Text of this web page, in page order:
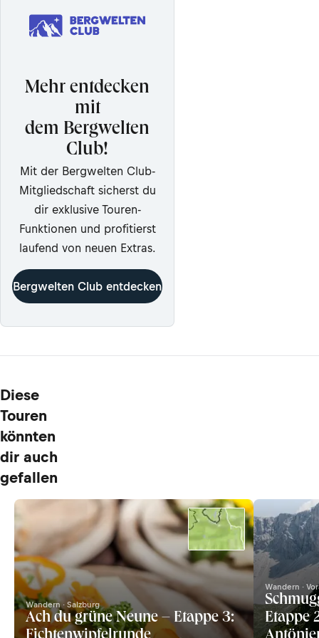
Mehr entdecken
mit
dem Bergwelten
Club!
Mit der Bergwelten Club-
Mitgliedschaft sicherst du
dir exklusive Touren-
Funktionen und profitierst
laufend von neuen Extras.
Bergwelten Club entdecken
Diese
Touren
könnten
dir auch
gefallen
Wandern · Salzburg
Ach du grüne Neune – Etappe 3:
Wandern ·
Etappe